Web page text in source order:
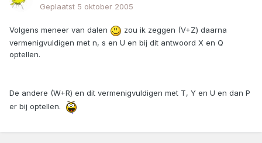
Geplaatst 5 oktober 2005
Volgens meneer van dalen
zou ik zeggen (V+Z) daarna
vermenigvuldigen met n, s en U en bij dit antwoord X en Q
optellen.
De andere (W+R) en dit vermenigvuldigen met T, Y en U en dan P
er bij optellen.